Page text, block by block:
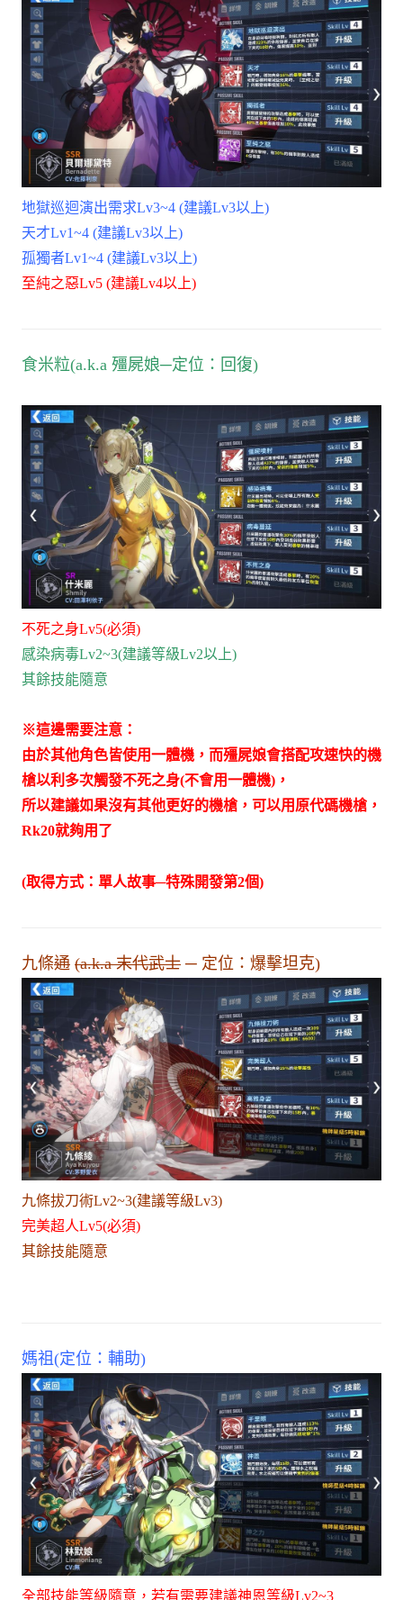
地獄巡迴演出需求Lv3~4 (建議Lv3以上)
天才Lv1~4 (建議Lv3以上)
孤獨者Lv1~4 (建議Lv3以上)
至純之惡Lv5 (建議Lv4以上)
食米粒(a.k.a 殭屍娘─定位：回復)
不死之身Lv5(必須)
感染病毒Lv2~3(建議等級Lv2以上)
其餘技能隨意
※這邊需要注意：
由於其他角色皆使用一體機，而殭屍娘會搭配攻速快的機
槍以利多次觸發不死之身(不會用一體機)，
所以建議如果沒有其他更好的機槍，可以用原代碼機槍，
Rk20就夠用了
(取得方式：單人故事─特殊開發第2個)
九條通 (a.k.a 末代武士 ─ 定位：爆擊坦克)
九條拔刀術Lv2~3(建議等級Lv3)
完美超人Lv5(必須)
其餘技能隨意
媽祖(定位：輔助)
全部技能等級隨意，若有需要建議神恩等級Lv2~3